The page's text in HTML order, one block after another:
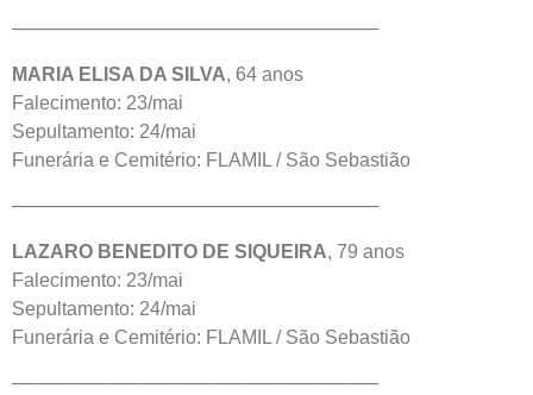
────────────────────────────
MARIA ELISA DA SILVA, 64 anos
Falecimento: 23/mai
Sepultamento: 24/mai
Funerária e Cemitério: FLAMIL / São Sebastião
────────────────────────────
LAZARO BENEDITO DE SIQUEIRA, 79 anos
Falecimento: 23/mai
Sepultamento: 24/mai
Funerária e Cemitério: FLAMIL / São Sebastião
────────────────────────────